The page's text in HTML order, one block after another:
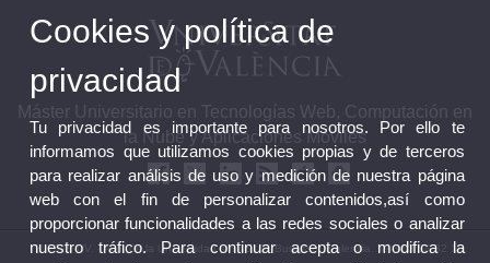
Máster Universitario en Tecnologías Web, Computación en
la Nube y Aplicaciones Móviles
© 2026 UV. - Avd. de la Universidad s/n 46100 Burjassot. Valencia. Tel 963 54 32 10
Cookies y política de
privacidad
Tu privacidad es importante para nosotros. Por ello te
informamos que utilizamos cookies propias y de terceros
para realizar análisis de uso y medición de nuestra página
web con el fin de personalizar contenidos,así como
proporcionar funcionalidades a las redes sociales o analizar
nuestro tráfico. Para continuar acepta o modifica la